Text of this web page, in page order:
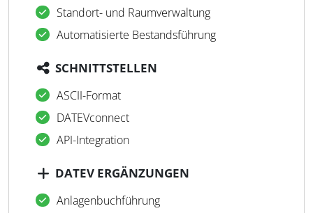
Standort- und Raumverwaltung
Automatisierte Bestandsführung
SCHNITTSTELLEN
ASCII-Format
DATEVconnect
API-Integration
DATEV ERGÄNZUNGEN
Anlagenbuchführung